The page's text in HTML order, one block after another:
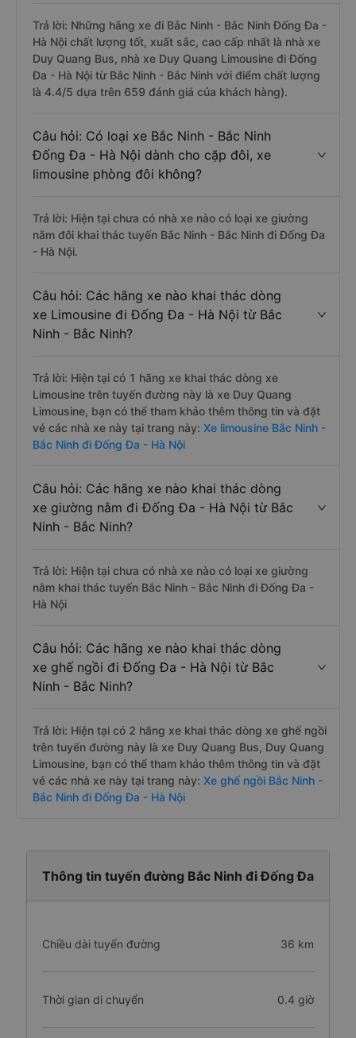
Trả lời: Những hãng xe đi Bắc Ninh - Bắc Ninh Đống Đa -
Hà Nội chất lượng tốt, xuất sắc, cao cấp nhất là nhà xe
Duy Quang Bus, nhà xe Duy Quang Limousine đi Đống
Đa - Hà Nội từ Bắc Ninh - Bắc Ninh với điểm chất lượng
là 4.4/5 dựa trên 659 đánh giá của khách hàng).
Câu hỏi: Có loại xe Bắc Ninh - Bắc Ninh
Đống Đa - Hà Nội dành cho cặp đôi, xe
limousine phòng đôi không?
Trả lời: Hiện tại chưa có nhà xe nào có loại xe giường
nằm đôi khai thác tuyến Bắc Ninh - Bắc Ninh đi Đống Đa
- Hà Nội.
Câu hỏi: Các hãng xe nào khai thác dòng
xe Limousine đi Đống Đa - Hà Nội từ Bắc
Ninh - Bắc Ninh?
Trả lời: Hiện tại có 1 hãng xe khai thác dòng xe
Limousine trên tuyến đường này là xe Duy Quang
Limousine, bạn có thể tham khảo thêm thông tin và đặt
vé các nhà xe này tại trang này: Xe limousine Bắc Ninh -
Bắc Ninh đi Đống Đa - Hà Nội
Câu hỏi: Các hãng xe nào khai thác dòng
xe giường nằm đi Đống Đa - Hà Nội từ Bắc
Ninh - Bắc Ninh?
Trả lời: Hiện tại chưa có nhà xe nào có loại xe giường
nằm khai thác tuyến Bắc Ninh - Bắc Ninh đi Đống Đa -
Hà Nội
Câu hỏi: Các hãng xe nào khai thác dòng
xe ghế ngồi đi Đống Đa - Hà Nội từ Bắc
Ninh - Bắc Ninh?
Trả lời: Hiện tại có 2 hãng xe khai thác dòng xe ghế ngồi
trên tuyến đường này là xe Duy Quang Bus, Duy Quang
Limousine, bạn có thể tham khảo thêm thông tin và đặt
vé các nhà xe này tại trang này: Xe ghế ngồi Bắc Ninh -
Bắc Ninh đi Đống Đa - Hà Nội
Thông tin tuyến đường Bắc Ninh đi Đống Đa
Chiều dài tuyến đường 36 km
Thời gian di chuyển 0.4 giờ